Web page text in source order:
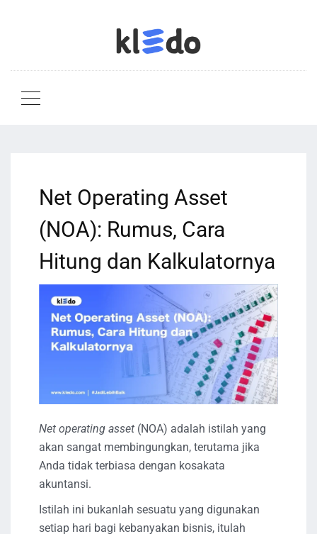
Net Operating Asset
(NOA): Rumus, Cara
Hitung dan Kalkulatornya
Net operating asset (NOA) adalah istilah yang
akan sangat membingungkan, terutama jika
Anda tidak terbiasa dengan kosakata
akuntansi.
Istilah ini bukanlah sesuatu yang digunakan
setiap hari bagi kebanyakan bisnis, itulah